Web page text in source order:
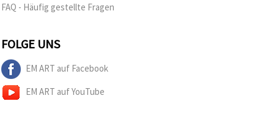
FAQ - Häufig gestellte Fragen
FOLGE UNS
EM ART auf Facebook
EM ART auf YouTube